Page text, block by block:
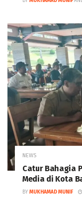
NEWS
Catur Bahagia
Media di Kota
BY MUKHAMAD MUNIF